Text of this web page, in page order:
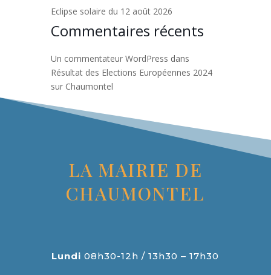
Eclipse solaire du 12 août 2026
Commentaires récents
Un commentateur WordPress dans
Résultat des Elections Européennes 2024
sur Chaumontel
LA MAIRIE DE
CHAUMONTEL
Lundi 08h30-12h / 13h30 – 17h30